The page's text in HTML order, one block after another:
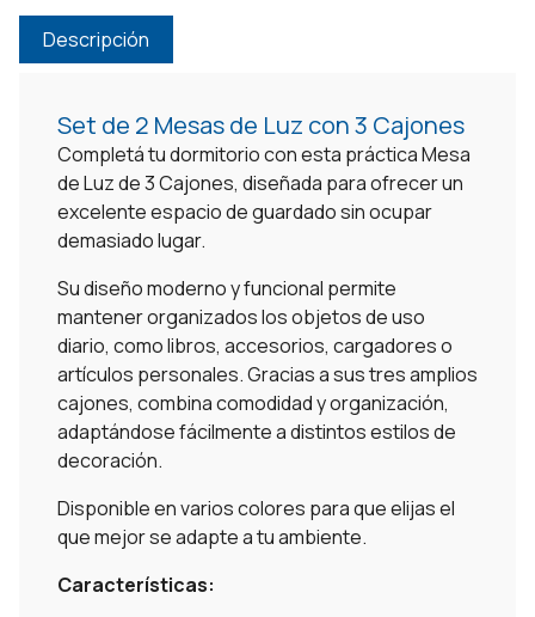
Descripción
Set de 2 Mesas de Luz con 3 Cajones
Completá tu dormitorio con esta práctica Mesa
de Luz de 3 Cajones, diseñada para ofrecer un
excelente espacio de guardado sin ocupar
demasiado lugar.
Su diseño moderno y funcional permite
mantener organizados los objetos de uso
diario, como libros, accesorios, cargadores o
artículos personales. Gracias a sus tres amplios
cajones, combina comodidad y organización,
adaptándose fácilmente a distintos estilos de
decoración.
Disponible en varios colores para que elijas el
que mejor se adapte a tu ambiente.
Características: